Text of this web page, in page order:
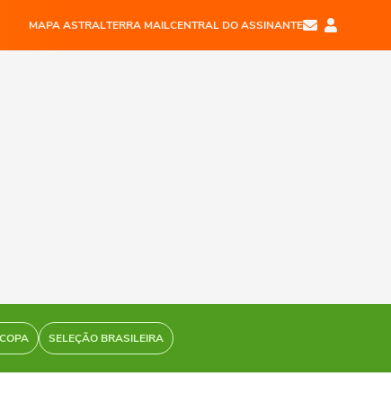
MAPA ASTRALTERRA MAILCENTRAL DO ASSINANTE
SELEÇÃO BRASILEIRA